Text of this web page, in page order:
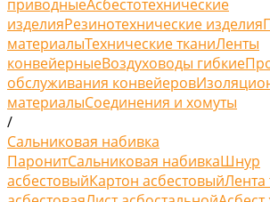
приводныеАсбестотехнические
изделияРезинотехнические изделия
материалыТехнические тканиЛенты
конвейерныеВоздуховоды гибкие
обслуживания конвейеров
материалыСоединения и хомуты
/
Сальниковая набивка
ПаронитСальниковая набивкаШнур
асбестовыйКартон асбестовыйЛента